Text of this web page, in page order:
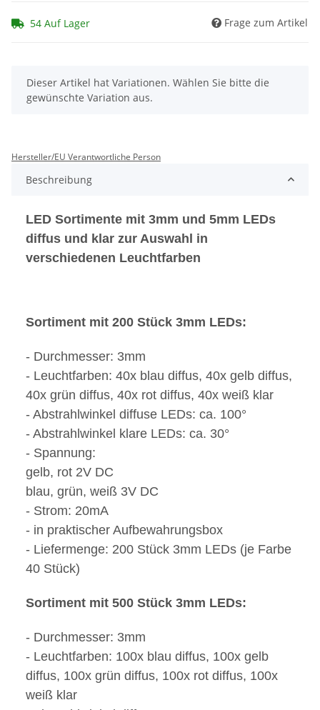
54 Auf Lager Frage zum Artikel
x
Dieser Artikel hat Variationen. Wählen Sie bitte die
gewünschte Variation aus.
Hersteller/EU Verantwortliche Person
Beschreibung
LED Sortimente mit 3mm und 5mm LEDs
diffus und klar zur Auswahl in
verschiedenen Leuchtfarben
Sortiment mit 200 Stück 3mm LEDs:
- Durchmesser: 3mm
- Leuchtfarben: 40x blau diffus, 40x gelb diffus,
40x grün diffus, 40x rot diffus, 40x weiß klar
- Abstrahlwinkel diffuse LEDs: ca. 100°
- Abstrahlwinkel klare LEDs: ca. 30°
- Spannung:
gelb, rot 2V DC
blau, grün, weiß 3V DC
- Strom: 20mA
- in praktischer Aufbewahrungsbox
- Liefermenge: 200 Stück 3mm LEDs (je Farbe
40 Stück)
Sortiment mit 500 Stück 3mm LEDs:
- Durchmesser: 3mm
- Leuchtfarben: 100x blau diffus, 100x gelb
diffus, 100x grün diffus, 100x rot diffus, 100x
weiß klar